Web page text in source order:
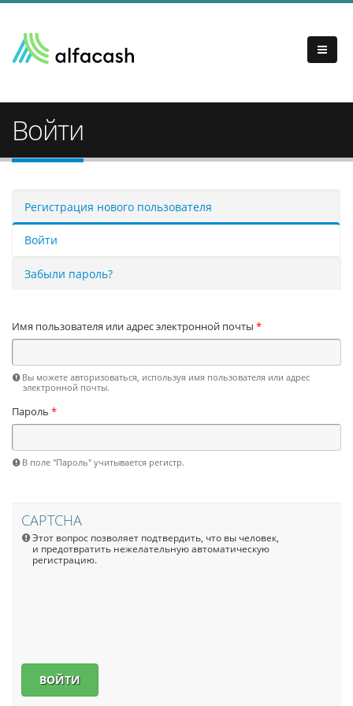
Войти
Главные вкладки
Регистрация нового пользователя
Войти
Забыли пароль?
Имя пользователя или адрес электронной почты *
Вы можете авторизоваться, используя имя пользователя или адрес
электронной почты.
Пароль *
В поле "Пароль" учитывается регистр.
CAPTCHA
Этот вопрос позволяет подтвердить, что вы человек,
и предотвратить нежелательную автоматическую
регистрацию.